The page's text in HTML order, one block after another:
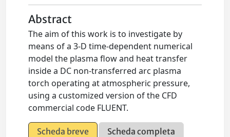
Abstract
The aim of this work is to investigate by
means of a 3-D time-dependent numerical
model the plasma flow and heat transfer
inside a DC non-transferred arc plasma
torch operating at atmospheric pressure,
using a customized version of the CFD
commercial code FLUENT.
Scheda breve
Scheda completa